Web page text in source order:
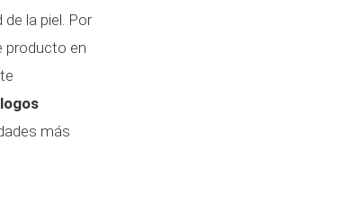
la piel. Por
producto en
más